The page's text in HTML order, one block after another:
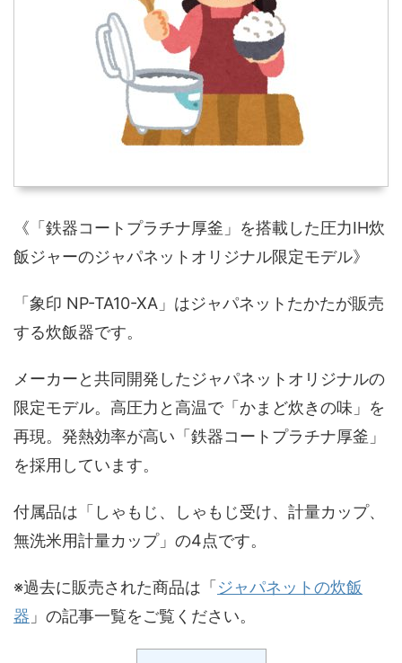
《「鉄器コートプラチナ厚釜」を搭載した圧力IH炊
飯ジャーのジャパネットオリジナル限定モデル》
「象印 NP-TA10-XA」はジャパネットたかたが販売
する炊飯器です。
メーカーと共同開発したジャパネットオリジナルの
限定モデル。高圧力と高温で「かまど炊きの味」を
再現。発熱効率が高い「鉄器コートプラチナ厚釜」
を採用しています。
付属品は「しゃもじ、しゃもじ受け、計量カップ、
無洗米用計量カップ」の4点です。
※過去に販売された商品は「 ジャパネットの炊飯
器 」の記事一覧をご覧ください。